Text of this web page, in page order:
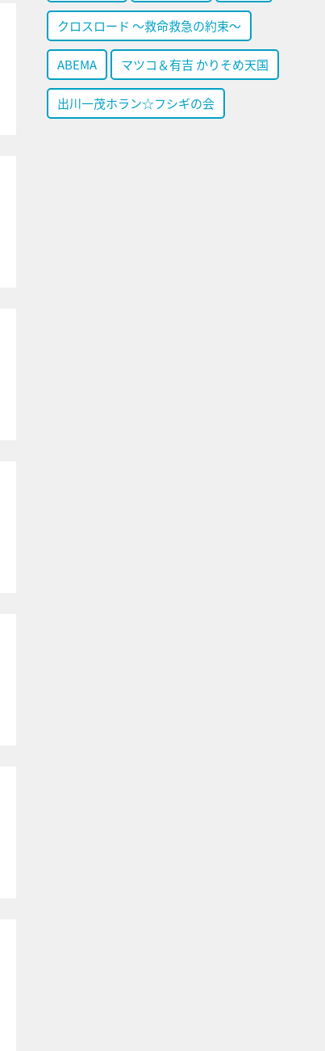
クロスロード ～救命救急の約束～
ABEMA マツコ＆有吉 かりそめ天国
出川一茂ホラン☆フシギの会